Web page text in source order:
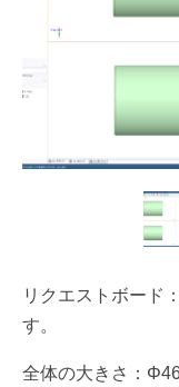
リクエストボード
す。
全体の大きさ：